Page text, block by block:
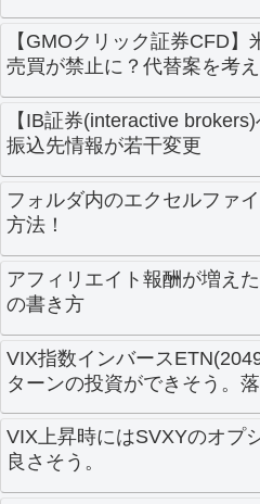
【GMOクリック証券CFD
売買が禁止に？代替案を考
【IB証券(interactive
振込先情報が若干変更
フォルダ内のエクセルファ
方法！
アフィリエイト報酬が増え
の書き方
VIX指数インバース
ターンの投資ができそう。
VIX上昇時にはSVXYのオプ
良さそう。